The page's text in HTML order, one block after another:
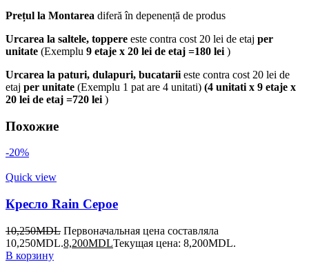
Prețul la Montarea diferă în depenență de produs
Urcarea la saltele, toppere este contra cost 20 lei de etaj per
unitate (Exemplu 9 etaje x 20 lei de etaj =180 lei )
Urcarea la paturi, dulapuri, bucatarii este contra cost 20 lei de
etaj per unitate (Exemplu 1 pat are 4 unitati) (4 unitati x 9 etaje x
20 lei de etaj =720 lei )
Похожие
-20%
Quick view
Кресло Rain Серое
10,250MDL Первоначальная цена составляла
10,250MDL.8,200MDLТекущая цена: 8,200MDL.
В корзину